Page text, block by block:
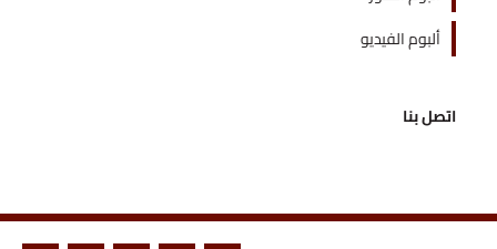
ألبوم الفيديو
اتصل بنا